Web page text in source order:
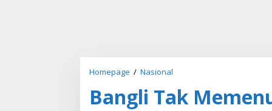
Homepage / Nasional
n
g
Bangli Tak